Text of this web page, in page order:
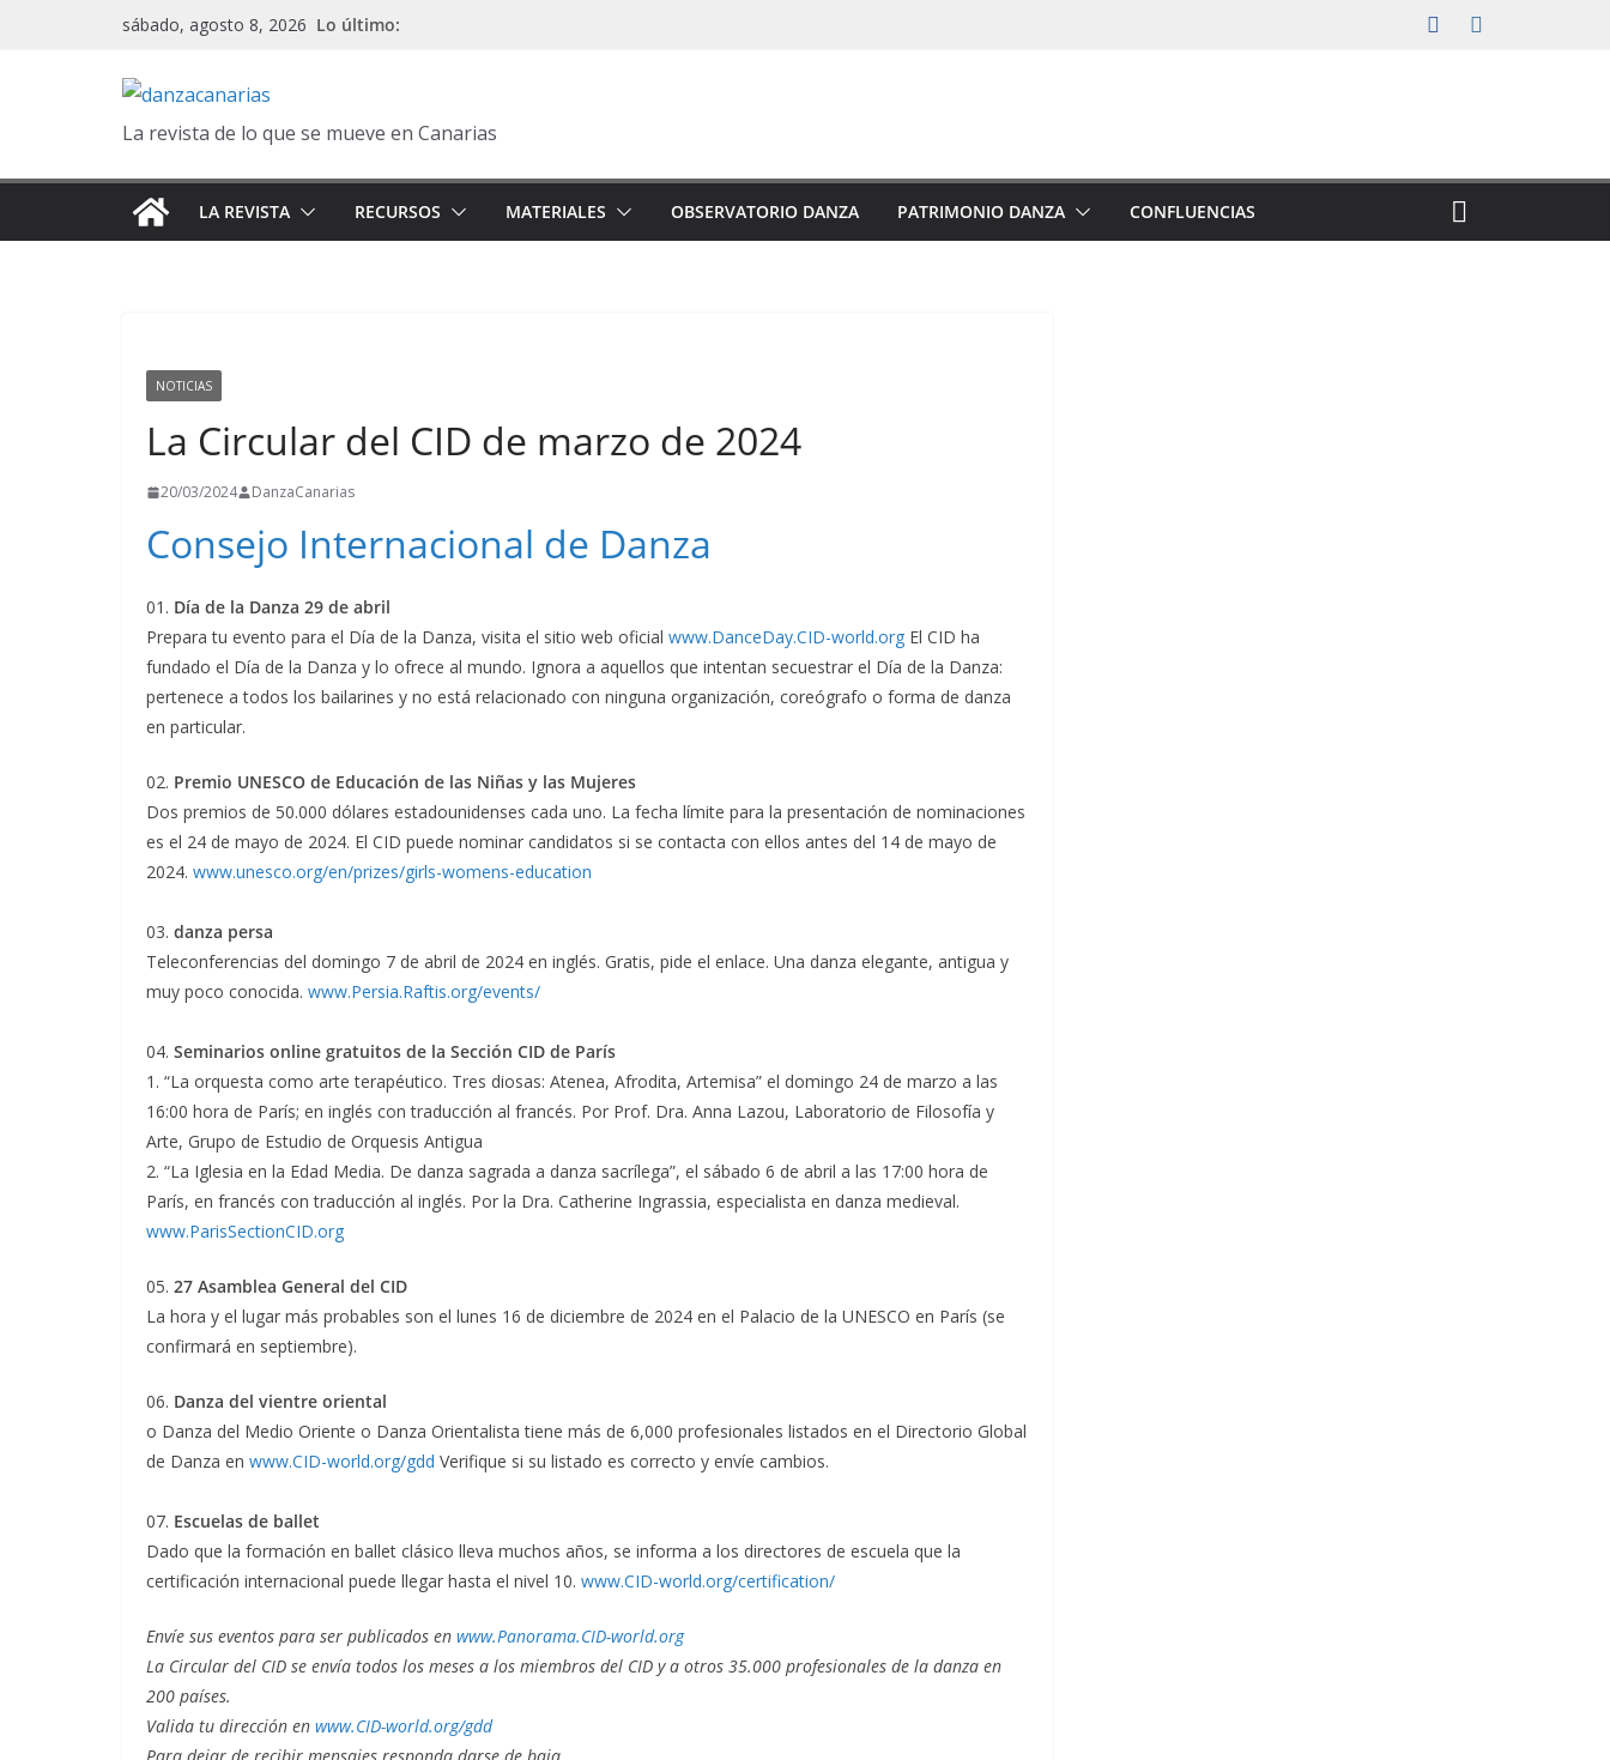
sábado, agosto 8, 2026 Lo último:
La revista de lo que se mueve en Canarias
LA REVISTA RECURSOS MATERIALES OBSERVATORIO DANZA PATRIMONIO DANZA CONFLUENCIAS
NOTICIAS
La Circular del CID de marzo de 2024
20/03/2024 DanzaCanarias
Consejo Internacional de Danza
01. Día de la Danza 29 de abril
Prepara tu evento para el Día de la Danza, visita el sitio web oficial www.DanceDay.CID-world.org El CID ha
fundado el Día de la Danza y lo ofrece al mundo. Ignora a aquellos que intentan secuestrar el Día de la Danza:
pertenece a todos los bailarines y no está relacionado con ninguna organización, coreógrafo o forma de danza
en particular.
02. Premio UNESCO de Educación de las Niñas y las Mujeres
Dos premios de 50.000 dólares estadounidenses cada uno. La fecha límite para la presentación de nominaciones
es el 24 de mayo de 2024. El CID puede nominar candidatos si se contacta con ellos antes del 14 de mayo de
2024. www.unesco.org/en/prizes/girls-womens-education
03. danza persa
Teleconferencias del domingo 7 de abril de 2024 en inglés. Gratis, pide el enlace. Una danza elegante, antigua y
muy poco conocida. www.Persia.Raftis.org/events/
04. Seminarios online gratuitos de la Sección CID de París
1. “La orquesta como arte terapéutico. Tres diosas: Atenea, Afrodita, Artemisa” el domingo 24 de marzo a las
16:00 hora de París; en inglés con traducción al francés. Por Prof. Dra. Anna Lazou, Laboratorio de Filosofía y
Arte, Grupo de Estudio de Orquesis Antigua
2. “La Iglesia en la Edad Media. De danza sagrada a danza sacrílega”, el sábado 6 de abril a las 17:00 hora de
París, en francés con traducción al inglés. Por la Dra. Catherine Ingrassia, especialista en danza medieval.
www.ParisSectionCID.org
05. 27 Asamblea General del CID
La hora y el lugar más probables son el lunes 16 de diciembre de 2024 en el Palacio de la UNESCO en París (se
confirmará en septiembre).
06. Danza del vientre oriental
o Danza del Medio Oriente o Danza Orientalista tiene más de 6,000 profesionales listados en el Directorio Global
de Danza en www.CID-world.org/gdd Verifique si su listado es correcto y envíe cambios.
07. Escuelas de ballet
Dado que la formación en ballet clásico lleva muchos años, se informa a los directores de escuela que la
certificación internacional puede llegar hasta el nivel 10. www.CID-world.org/certification/
Envíe sus eventos para ser publicados en www.Panorama.CID-world.org
La Circular del CID se envía todos los meses a los miembros del CID y a otros 35.000 profesionales de la danza en
200 países.
Valida tu dirección en www.CID-world.org/gdd